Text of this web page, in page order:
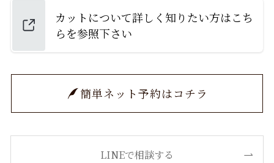
カットについて詳しく知りたい方はこち
らを参照下さい
簡単ネット予約はコチラ
LINEで相談する